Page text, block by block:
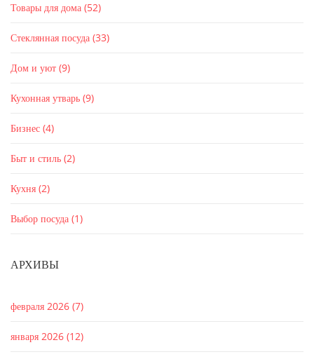
Товары для дома (52)
Стеклянная посуда (33)
Дом и уют (9)
Кухонная утварь (9)
Бизнес (4)
Быт и стиль (2)
Кухня (2)
Выбор посуда (1)
АРХИВЫ
февраля 2026 (7)
января 2026 (12)